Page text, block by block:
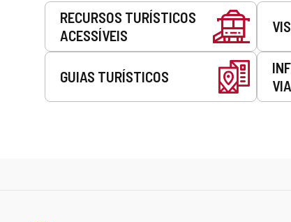
Serviços
RECURSOS TURÍSTICOS
ACESSÍVEIS
GUIAS TURÍSTICOS